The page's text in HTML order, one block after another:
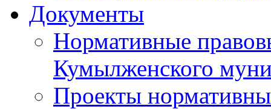
Документы
Нормативные
Кумылженского
Проекты